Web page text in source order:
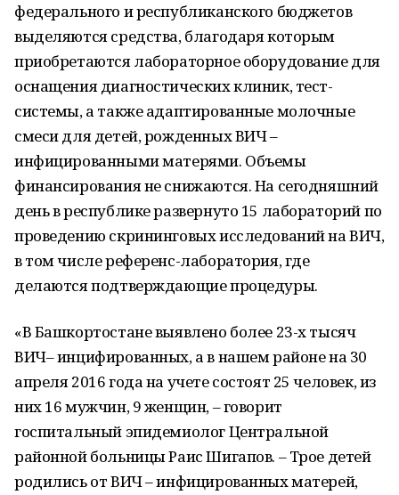
федерального и республиканского бюджетов
выделяются средства, благодаря которым
приобретаются лабораторное оборудование для
оснащения диагностических клиник, тест-
системы, а также адаптированные молочные
смеси для детей, рожденных ВИЧ –
инфицированными матерями. Объемы
финансирования не снижаются. На сегодняшний
день в республике развернуто 15 лабораторий по
проведению скрининговых исследований на ВИЧ,
в том числе референс-лаборатория, где
делаются подтверждающие процедуры.
«В Башкортостане выявлено более 23-х тысяч
ВИЧ– инцифированных, а в нашем районе на 30
апреля 2016 года на учете состоят 25 человек, из
них 16 мужчин, 9 женщин, – говорит
госпитальный эпидемиолог Центральной
районной больницы Раис Шигапов. – Трое детей
родились от ВИЧ – инфицированных матерей,